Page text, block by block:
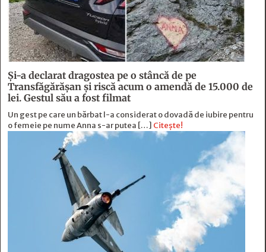
Și-a declarat dragostea pe o stâncă de pe
Transfăgărășan și riscă acum o amendă de 15.000 de
lei. Gestul său a fost filmat
Un gest pe care un bărbat l-a considerat o dovadă de iubire pentru
o femeie pe nume Anna s-ar putea […] Citește!